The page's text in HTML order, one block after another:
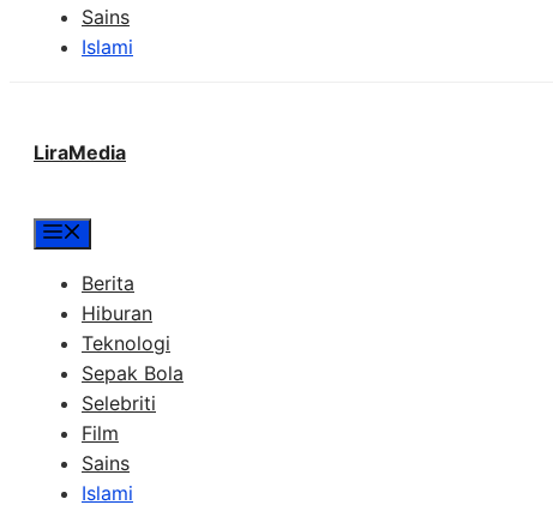
Sains
Islami
LiraMedia
Berita
Hiburan
Teknologi
Sepak Bola
Selebriti
Film
Sains
Islami